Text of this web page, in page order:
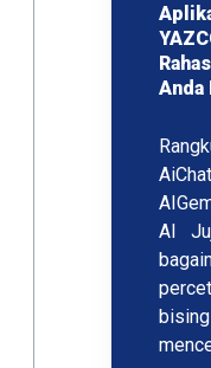
Anda
AI